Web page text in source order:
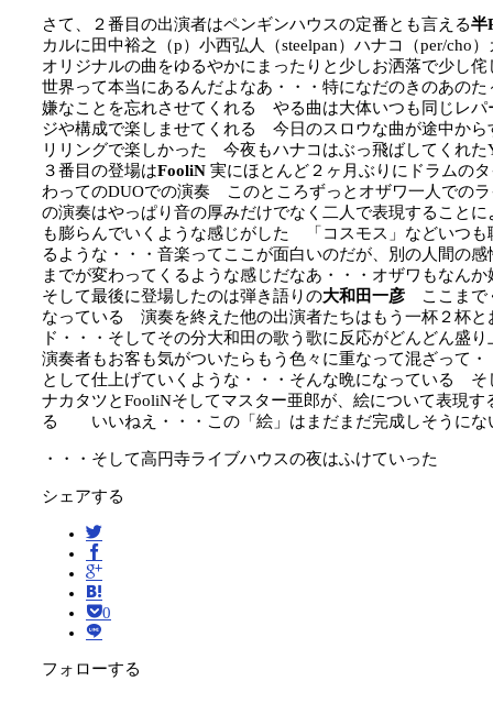
さて、２番目の出演者はペンギンハウスの定番とも言える半
カルに田中裕之（p）小西弘人（steelpan）ハナコ（per/cho
オリジナルの曲をゆるやかにまったりと少しお洒落で少し
世界って本当にあるんだよなあ・・・特になだのきのあの
嫌なことを忘れさせてくれる やる曲は大体いつも同じレパ
ジや構成で楽しませてくれる 今日のスロウな曲が途中か
リリングで楽しかった 今夜もハナコはぶっ飛ばしてくれた
３番目の登場はFooliN 実にほとんど２ヶ月ぶりにドラムの
わってのDUOでの演奏 このところずっとオザワ一人での
の演奏はやっぱり音の厚みだけでなく二人で表現すること
も膨らんでいくような感じがした 「コスモス」などいつ
るような・・・音楽ってここが面白いのだが、別の人間の
までが変わってくるような感じだなあ・・・オザワもなん
そして最後に登場したのは弾き語りの大和田一彦 ここまで
なっている 演奏を終えた他の出演者たちはもう一杯２杯と
ド・・・そしてその分大和田の歌う歌に反応がどんどん盛
演奏者もお客も気がついたらもう色々に重なって混ざって
として仕上げていくような・・・そんな晩になっている
ナカタツとFooliNそしてマスター亜郎が、絵について表現
る いいねえ・・・この「絵」はまだまだ完成しそうにな
・・・そして高円寺ライブハウスの夜はふけていった
シェアする
0
フォローする